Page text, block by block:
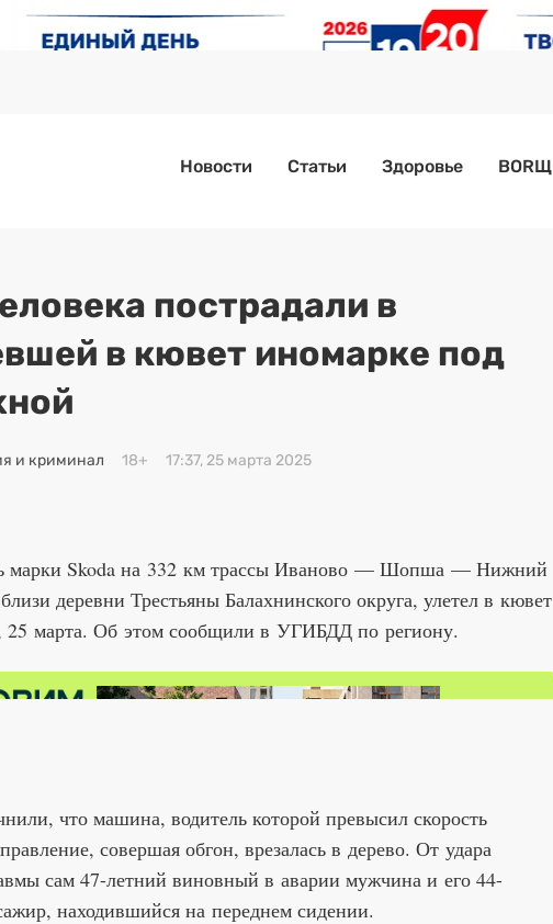
Новости Статьи Здоровье BORЩ
пострадали в
в кювет иномарке под
и криминал 18+ 17:37, 25 марта 2025
марки Skoda на 332 км трассы Иваново — Шопша — Нижний
деревни Трестьяны Балахнинского округа, улетел в кювет
25 марта. Об этом сообщили в УГИБДД по региону.
что машина, водитель которой превысил скорость
совершая обгон, врезалась в дерево. От удара
сам 47-летний виновный в аварии мужчина и его 44-
находившийся на переднем сидении.